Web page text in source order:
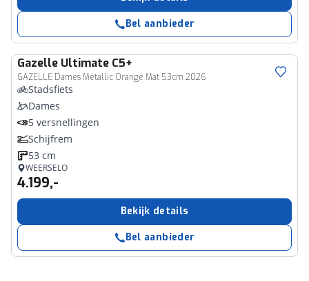
Bel aanbieder
Gazelle Ultimate C5+
GAZELLE Dames Metallic Orange Mat 53cm 2026
Stadsfiets
Dames
5 versnellingen
Schijfrem
53 cm
WEERSELO
4.199,-
Bekijk details
Bel aanbieder